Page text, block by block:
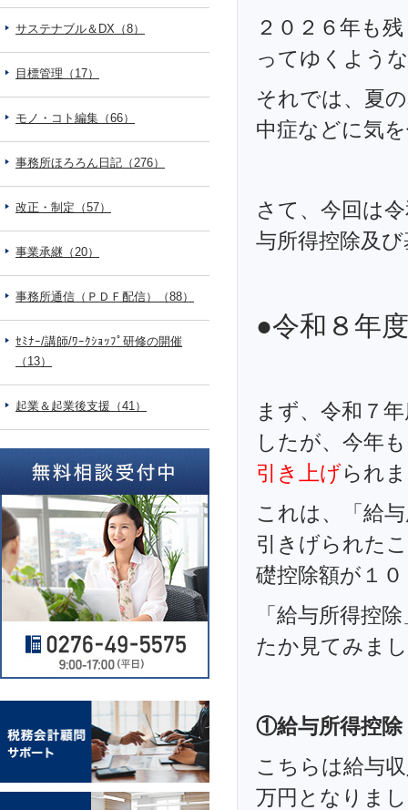
２０２６年も
ってゆくよう
それでは、夏
中症などに気
さて、今回は
与所得控除及
●令和８年
まず、令和７
したが、今年
引き上げられ
これは、「給
引きげられた
礎控除額が１
「給与所得控
たか見てみま
①給与所得控除
こちらは給与
万円となりま
サステナブル＆DX（8）
目標管理（17）
モノ・コト編集（66）
事務所ほろろん日記（276）
改正・制定（57）
事業承継（20）
事務所通信（ＰＤＦ配信）（88）
ｾﾐﾅｰ/講師/ﾜｰｸｼｮｯﾌﾟ研修の開催
（13）
起業＆起業後支援（41）